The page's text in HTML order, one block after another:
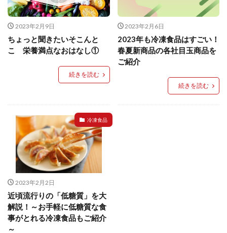
2023年2月9日
ちょっと聞きたいそこんと
こ 栄養満点なおはなし①
続きを読む
2023年2月6日
2023年も冷凍食品はすごい！
春夏新商品の各社目玉商品を
ご紹介
続きを読む
冷凍食品
2023年2月2日
近頃流行りの「低糖質」を大
解説！～お手軽に低糖質な食
事がとれる冷凍食品もご紹介
～
ラーメンJourney
レシピ
検索